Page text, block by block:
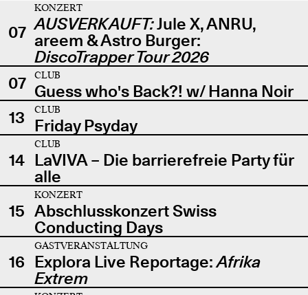
07
KONZERT
AUSVERKAUFT:Jule X, ANRU,
areem & Astro Burger:
DiscoTrapper Tour 2026
07
CLUB
Guess who's Back?! w/ Hanna Noir
13
CLUB
Friday Psyday
14
CLUB
LaVIVA – Die barrierefreie Party für
alle
15
KONZERT
Abschlusskonzert Swiss
Conducting Days
16
GASTVERANSTALTUNG
Explora Live Reportage:Afrika
Extrem